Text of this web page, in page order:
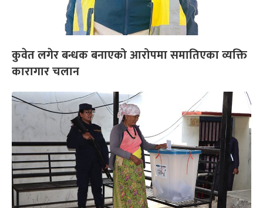
कुवेत लगेर बन्धक बनाएको आरोपमा समातिएका व्यक्ति
कारागार चलान